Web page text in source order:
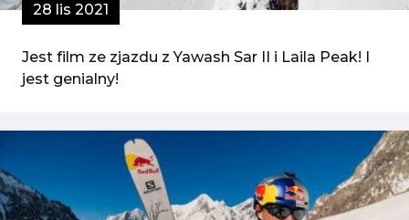
28 lis 2021
Jest film ze zjazdu z Yawash Sar II i Laila Peak! I
jest genialny!